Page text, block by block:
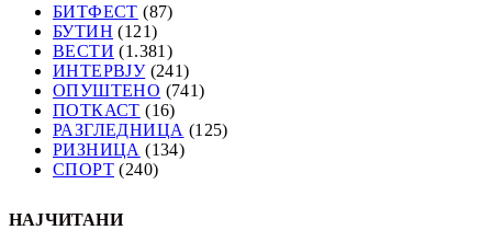
БИТФЕСТ (87)
БУТИН (121)
ВЕСТИ (1.381)
ИНТЕРВЈУ(241)
ОПУШТЕНО (741)
ПОТКАСТ (16)
РАЗГЛЕДНИЦА (125)
РИЗНИЦА (134)
СПОРТ (240)
НАЈЧИТАНИ